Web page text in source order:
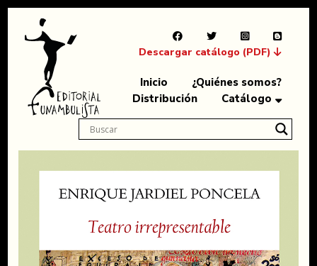
Descargar catálogo (PDF)
Inicio
¿Quiénes somos?
Distribución
Catálogo